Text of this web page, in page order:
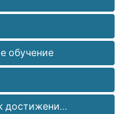
обучение
достижени...